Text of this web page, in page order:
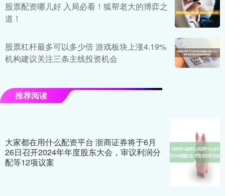
股票配资哪儿好 入局必看！狐帮老大的博弈之
道！
股票杠杆最多可以多少倍 游戏板块上涨4.19%
机构建议关注三条主线投资机会
推荐阅读
大家都在用什么配资平台 浙商证券将于6月
26日召开2024年年度股东大会，审议利润分
配等12项议案